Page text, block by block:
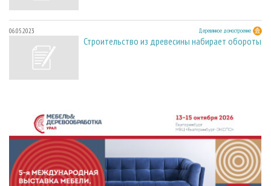
06.05.2023 Деревянное домостроение
Строительство из древесины набирает обороты